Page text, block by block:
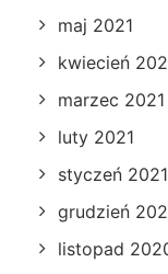
maj 2021
kwiecień
marzec 2021
luty 2021
styczeń 2021
grudzień
listopad